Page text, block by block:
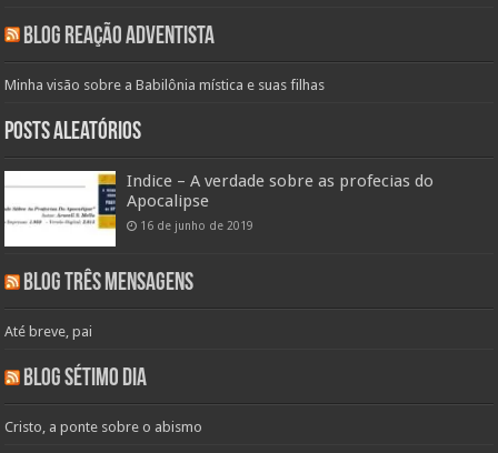
Blog Reação Adventista
Minha visão sobre a Babilônia mística e suas filhas
Posts aleatórios
Indice – A verdade sobre as profecias do
Apocalipse
16 de junho de 2019
Blog Três Mensagens
Até breve, pai
Blog Sétimo Dia
Cristo, a ponte sobre o abismo